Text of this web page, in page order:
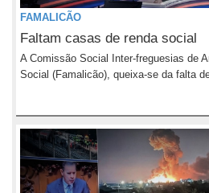
FAMALICÃO
Faltam casas de renda social
A Comissão Social Inter-freguesias de
Social (Famalicão), queixa-se da falta